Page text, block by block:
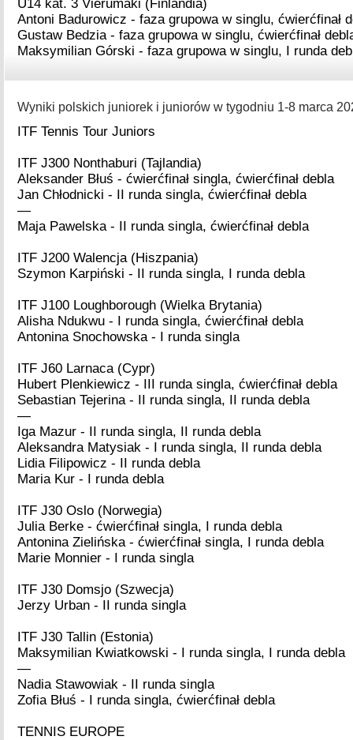
U14 kat. 3 Vierumaki (Finlandia)
Antoni Badurowicz - faza grupowa w singlu, ćwierćfinał
Gustaw Bedzia - faza grupowa w singlu, ćwierćfinał
Maksymilian Górski - faza grupowa w singlu, I runda
Wyniki polskich juniorek i juniorów w tygodniu 1-8 marca
ITF Tennis Tour Juniors
ITF J300 Nonthaburi (Tajlandia)
Aleksander Błuś - ćwierćfinał singla, ćwierćfinał debla
Jan Chłodnicki - II runda singla, ćwierćfinał debla
—
Maja Pawelska - II runda singla, ćwierćfinał debla
ITF J200 Walencja (Hiszpania)
Szymon Karpiński - II runda singla, I runda debla
ITF J100 Loughborough (Wielka Brytania)
Alisha Ndukwu - I runda singla, ćwierćfinał debla
Antonina Snochowska - I runda singla
ITF J60 Larnaca (Cypr)
Hubert Plenkiewicz - III runda singla, ćwierćfinał debla
Sebastian Tejerina - II runda singla, II runda debla
—
Iga Mazur - II runda singla, II runda debla
Aleksandra Matysiak - I runda singla, II runda debla
Lidia Filipowicz - II runda debla
Maria Kur - I runda debla
ITF J30 Oslo (Norwegia)
Julia Berke - ćwierćfinał singla, I runda debla
Antonina Zielińska - ćwierćfinał singla, I runda debla
Marie Monnier - I runda singla
ITF J30 Domsjo (Szwecja)
Jerzy Urban - II runda singla
ITF J30 Tallin (Estonia)
Maksymilian Kwiatkowski - I runda singla, I runda debla
—
Nadia Stawowiak - II runda singla
Zofia Błuś - I runda singla, ćwierćfinał debla
TENNIS EUROPE